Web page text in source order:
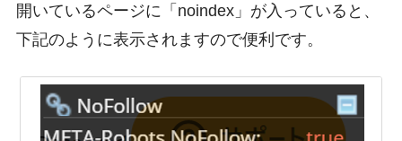
開いているページに「noindex」が入っていると、
下記のように表示されますので便利です。